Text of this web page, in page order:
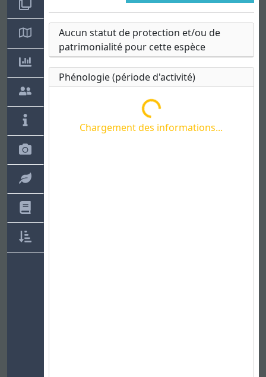
Aucun statut de protection et/ou de
patrimonialité pour cette espèce
Phénologie (période d'activité)
Chargement des informations...
Chargement des informations...